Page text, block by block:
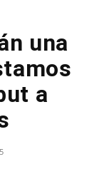
una
a